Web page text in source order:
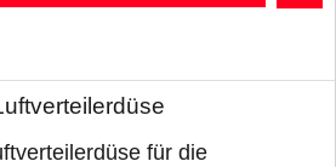
für die